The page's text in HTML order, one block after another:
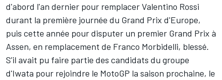
d'abord l'an dernier pour remplacer Valentino Rossi
durant la première journée du Grand Prix d'Europe,
puis cette année pour disputer un premier Grand Prix à
Assen, en remplacement de Franco Morbidelli, blessé.
S'il avait pu faire partie des candidats du groupe
d'Iwata pour rejoindre le MotoGP la saison prochaine, le